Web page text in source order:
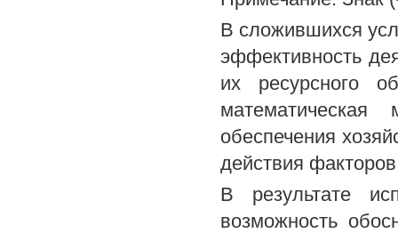
В сложившихся
эффективность
их ресурсного
математическая
обеспечения
действия
В результате
возможность